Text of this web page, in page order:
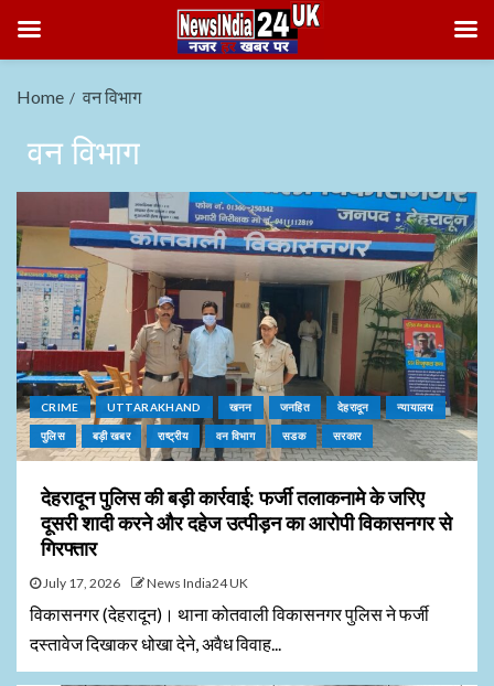
Home वन विभाग
वन विभाग
CRIME UTTARAKHAND खनन जनहित देहरादून न्यायालय
पुलिस बड़ी खबर राष्ट्रीय वन विभाग सडक सरकार
देहरादून पुलिस की बड़ी कार्रवाई: फर्जी तलाकनामे के जरिए
दूसरी शादी करने और दहेज उत्पीड़न का आरोपी विकासनगर से
गिरफ्तार
July 17, 2026 News India24 UK
विकासनगर (देहरादून)। थाना कोतवाली विकासनगर पुलिस ने फर्जी
दस्तावेज दिखाकर धोखा देने, अवैध विवाह...